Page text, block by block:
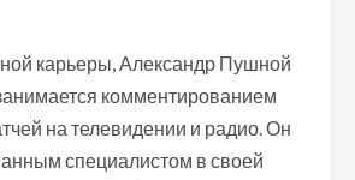
карьеры, Александр Пушной
комментированием
на телевидении и радио. Он
специалистом в своей